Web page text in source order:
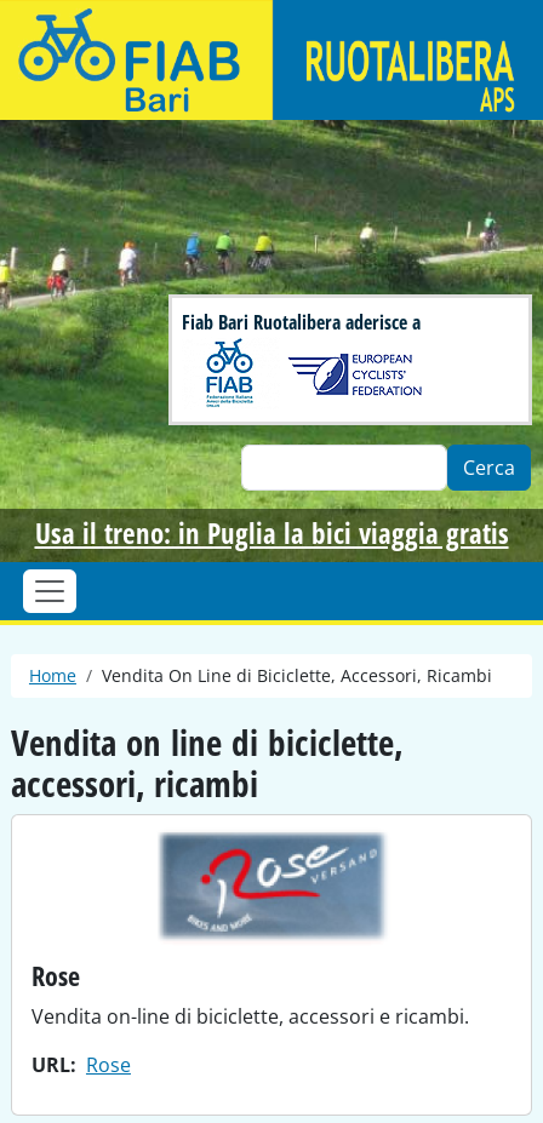
Salta al contenuto principale
Bari Ruotalibera - Associazione di ciclisti urbani
Fiab Bari Ruotalibera aderisce a
Cerca
Usa il treno: in Puglia la bici viaggia gratis
Briciole di pane
Home Vendita On Line di Biciclette, Accessori, Ricambi
Vendita on line di biciclette,
accessori, ricambi
Rose
Vendita on-line di biciclette, accessori e ricambi.
URL
Rose